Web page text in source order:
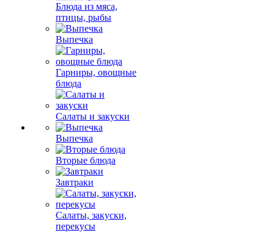
Блюда из мяса,
птицы, рыбы
Выпечка
Гарниры, овощные
блюда
Салаты и закуски
Выпечка
Вторые блюда
Завтраки
Салаты, закуски,
перекусы